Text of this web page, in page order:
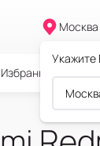
Москва
Укажите
0
Избранное